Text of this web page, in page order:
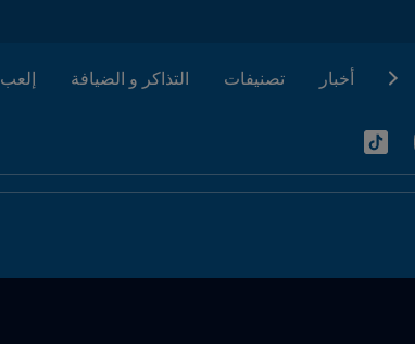
أخبار تصنيفات التذاكر و الضيافة إلعب